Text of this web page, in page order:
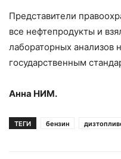
Представители
все нефтепродукты и
лабораторных анализов
государственным
Анна НИМ.
ТЕГИ бензин